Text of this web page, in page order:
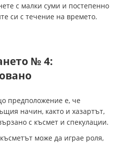
с малки суми и постепенно
си с течение на времето.
№ 4:
предположение е, че
начин, както и хазартът,
с късмет и спекулации.
може да играе роля,